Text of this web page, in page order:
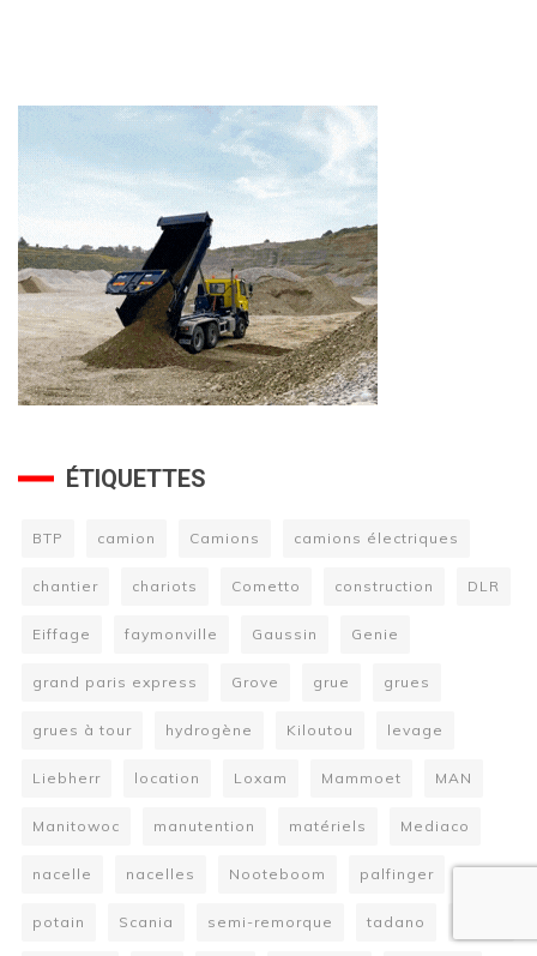
ÉTIQUETTES
BTP camion Camions camions électriques
chantier chariots Cometto construction DLR
Eiffage faymonville Gaussin Genie
grand paris express Grove grue grues
grues à tour hydrogène Kiloutou levage
Liebherr location Loxam Mammoet MAN
Manitowoc manutention matériels Mediaco
nacelle nacelles Nooteboom palfinger
potain Scania semi-remorque tadano